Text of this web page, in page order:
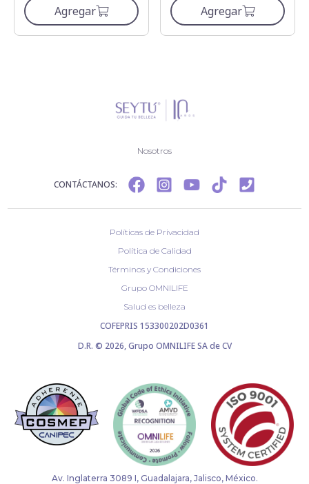
Agregar Agregar
Nosotros
CONTÁCTANOS:
Políticas de Privacidad
Política de Calidad
Términos y Condiciones
Grupo OMNILIFE
Salud es belleza
COFEPRIS 153300202D0361
D.R. © 2026, Grupo OMNILIFE SA de CV
Av. Inglaterra 3089 I, Guadalajara, Jalisco, México.